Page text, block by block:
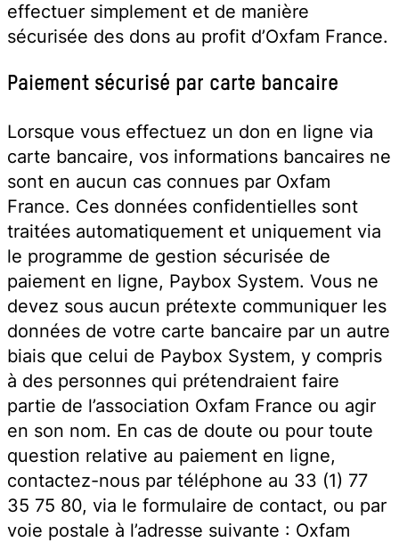
effectuer simplement et de manière
sécurisée des dons au profit d’Oxfam France.
Paiement sécurisé par carte bancaire
Lorsque vous effectuez un don en ligne via
carte bancaire, vos informations bancaires ne
sont en aucun cas connues par Oxfam
France. Ces données confidentielles sont
traitées automatiquement et uniquement via
le programme de gestion sécurisée de
paiement en ligne, Paybox System. Vous ne
devez sous aucun prétexte communiquer les
données de votre carte bancaire par un autre
biais que celui de Paybox System, y compris
à des personnes qui prétendraient faire
partie de l’association Oxfam France ou agir
en son nom. En cas de doute ou pour toute
question relative au paiement en ligne,
contactez-nous par téléphone au 33 (1) 77
35 75 80, via le formulaire de contact, ou par
voie postale à l’adresse suivante : Oxfam